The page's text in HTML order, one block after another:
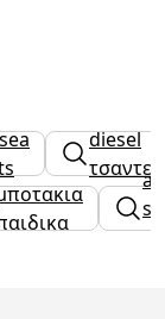
diesel
τσαντεσ